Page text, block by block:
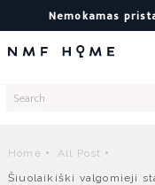
Nemokamas
Home
All Post
Šiuolaikiški valgomieji